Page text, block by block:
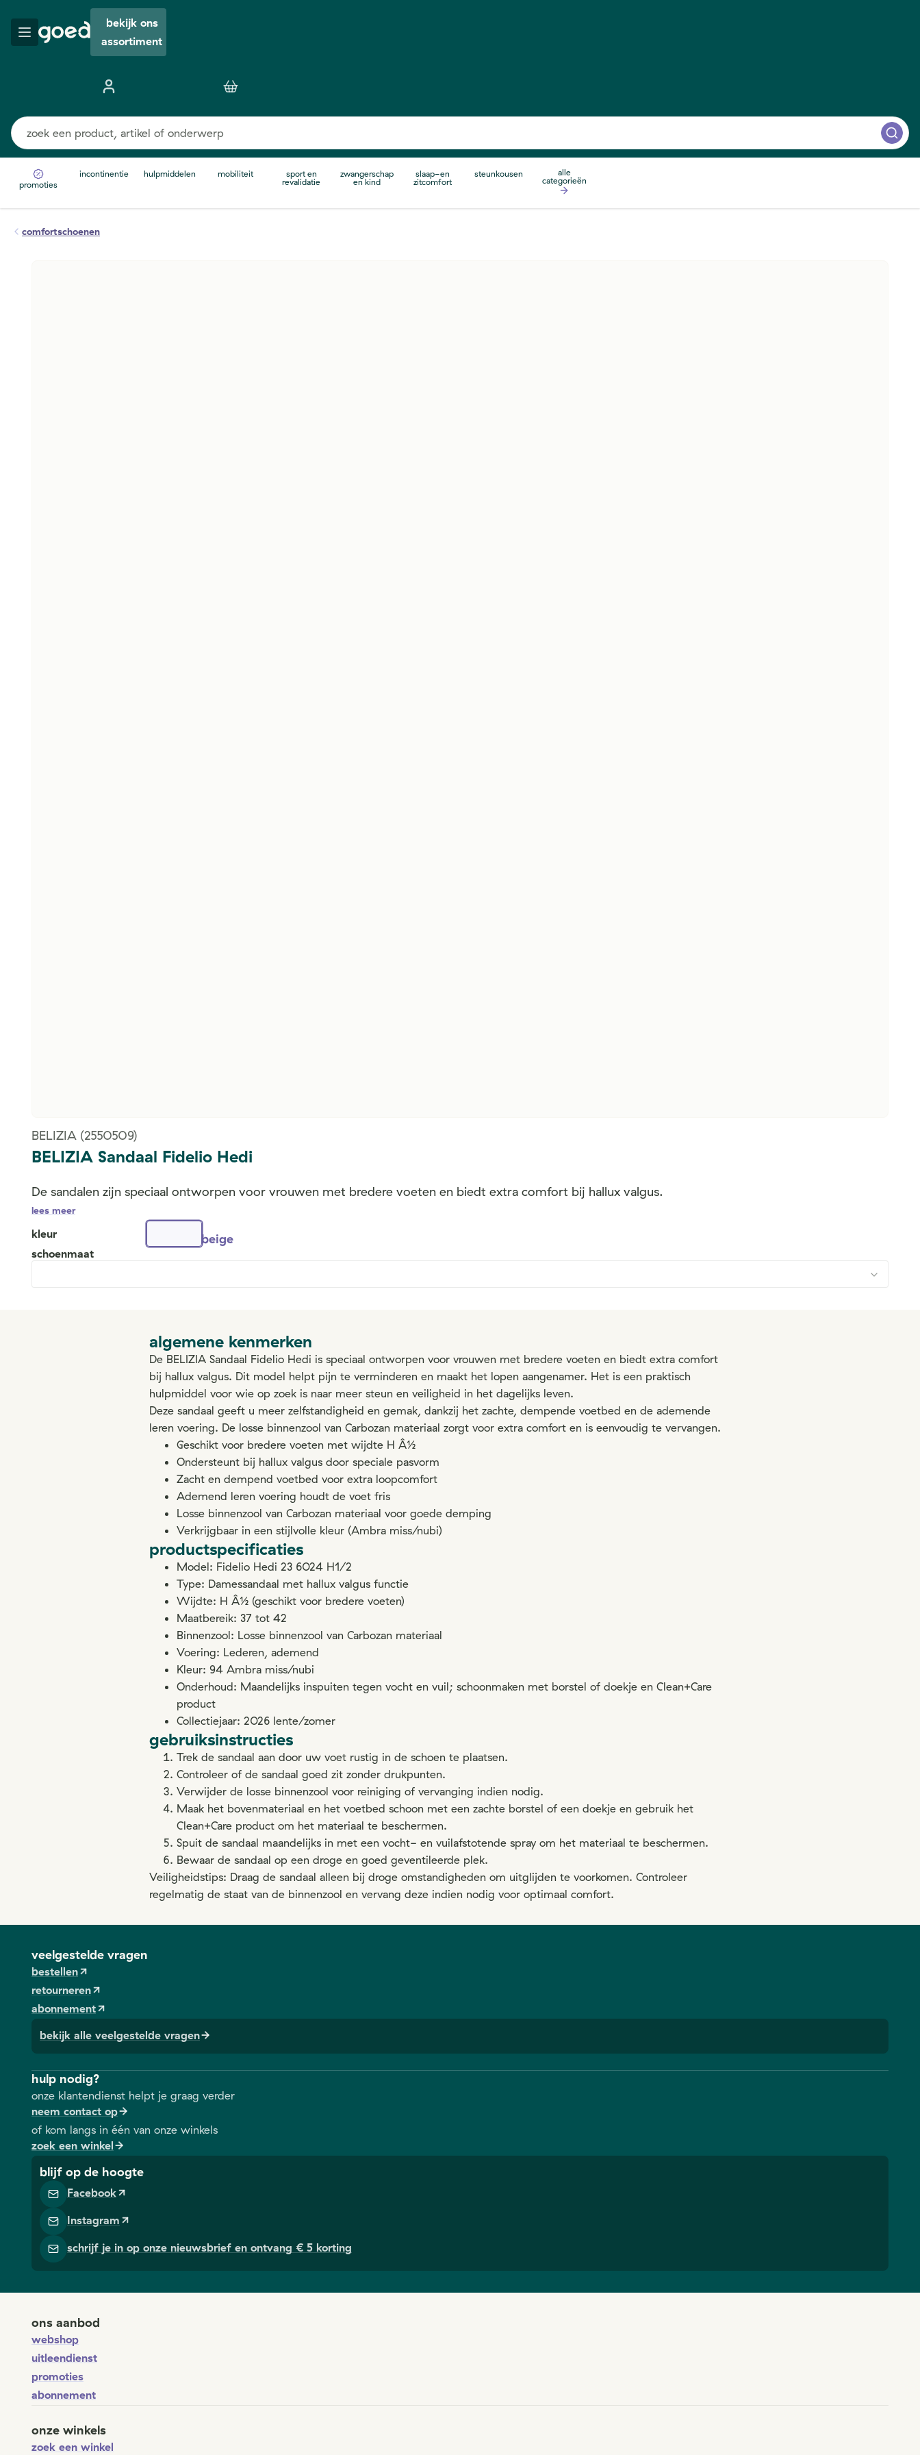
bekijk ons
assortiment
promoties
incontinentie hulpmiddelen mobiliteit
sport en
revalidatie
zwangerschap
en kind
slaap-en
zitcomfort
steunkousen
alle
categorieën
comfortschoenen
BELIZIA (2550509)
BELIZIA Sandaal Fidelio Hedi
De sandalen zijn speciaal ontworpen voor vrouwen met bredere voeten en biedt extra comfort bij hallux valgus.
lees meer
kleur beige
schoenmaat
algemene kenmerken
De BELIZIA Sandaal Fidelio Hedi is speciaal ontworpen voor vrouwen met bredere voeten en biedt extra comfort
bij hallux valgus. Dit model helpt pijn te verminderen en maakt het lopen aangenamer. Het is een praktisch
hulpmiddel voor wie op zoek is naar meer steun en veiligheid in het dagelijks leven.
Deze sandaal geeft u meer zelfstandigheid en gemak, dankzij het zachte, dempende voetbed en de ademende
leren voering. De losse binnenzool van Carbozan materiaal zorgt voor extra comfort en is eenvoudig te vervangen.
Geschikt voor bredere voeten met wijdte H Â½
Ondersteunt bij hallux valgus door speciale pasvorm
Zacht en dempend voetbed voor extra loopcomfort
Ademend leren voering houdt de voet fris
Losse binnenzool van Carbozan materiaal voor goede demping
Verkrijgbaar in een stijlvolle kleur (Ambra miss/nubi)
productspecificaties
Model: Fidelio Hedi 23 6024 H1/2
Type: Damessandaal met hallux valgus functie
Wijdte: H Â½ (geschikt voor bredere voeten)
Maatbereik: 37 tot 42
Binnenzool: Losse binnenzool van Carbozan materiaal
Voering: Lederen, ademend
Kleur: 94 Ambra miss/nubi
Onderhoud: Maandelijks inspuiten tegen vocht en vuil; schoonmaken met borstel of doekje en Clean+Care
product
Collectiejaar: 2026 lente/zomer
gebruiksinstructies
Trek de sandaal aan door uw voet rustig in de schoen te plaatsen.
Controleer of de sandaal goed zit zonder drukpunten.
Verwijder de losse binnenzool voor reiniging of vervanging indien nodig.
Maak het bovenmateriaal en het voetbed schoon met een zachte borstel of een doekje en gebruik het
Clean+Care product om het materiaal te beschermen.
Spuit de sandaal maandelijks in met een vocht- en vuilafstotende spray om het materiaal te beschermen.
Bewaar de sandaal op een droge en goed geventileerde plek.
Veiligheidstips: Draag de sandaal alleen bij droge omstandigheden om uitglijden te voorkomen. Controleer
regelmatig de staat van de binnenzool en vervang deze indien nodig voor optimaal comfort.
veelgestelde vragen
bestellen
retourneren
abonnement
bekijk alle veelgestelde vragen
hulp nodig?
onze klantendienst helpt je graag verder
neem contact op
of kom langs in één van onze winkels
zoek een winkel
blijf op de hoogte
Facebook
Instagram
schrijf je in op onze nieuwsbrief en ontvang € 5 korting
ons aanbod
webshop
uitleendienst
promoties
abonnement
onze winkels
zoek een winkel